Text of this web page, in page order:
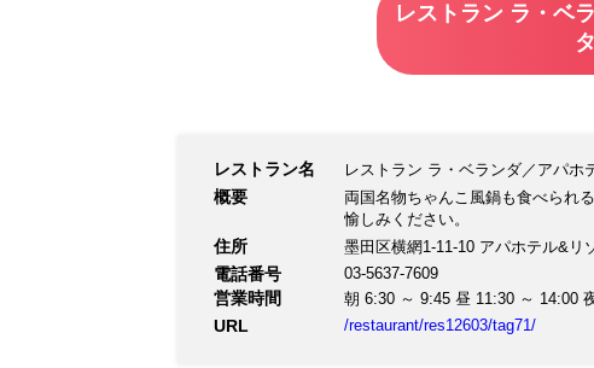
レストラン ラ・ベ
レストラン名 レストラン ラ・ベランダ／アパホ
概要
両国名物ちゃんこ風鍋も食べられ
愉しみください。
住所 墨田区横網1-11-10 アパホテル&リ
電話番号 03-5637-7609
営業時間 朝 6:30 ～ 9:45 昼 11:30 ～ 14:00
URL /restaurant/res12603/tag71/